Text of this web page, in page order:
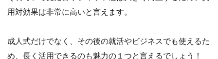
用対効果は非常に高いと言えます。
成人式だけでなく、その後の就活やビジネスでも使えるた
め、長く活用できるのも魅力の１つと言えるでしょう！